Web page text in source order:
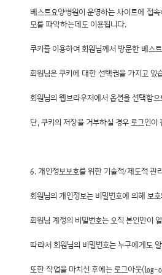
베스트요양병원이 운영하는 사이트에 접
모를 파악하는데도 이용됩니다.
쿠키를 이용하여 회원님께서 방문한 베스
회원님은 쿠키에 대한 선택권을 가지고 있
회원님의 웹브라우저에서 옵션을 선택함
단, 쿠키의 저장을 거부하실 경우 로그인
6. 개인정보보호를 위한 기술적/제도적 관
회원님의 개인정보는 비밀번호에 의해 보
회원님 계정의 비밀번호는 오직 본인만이
따라서 회원님의 비밀번호는 누구에게도
또한 작업을 마치신 후에는 로그아웃